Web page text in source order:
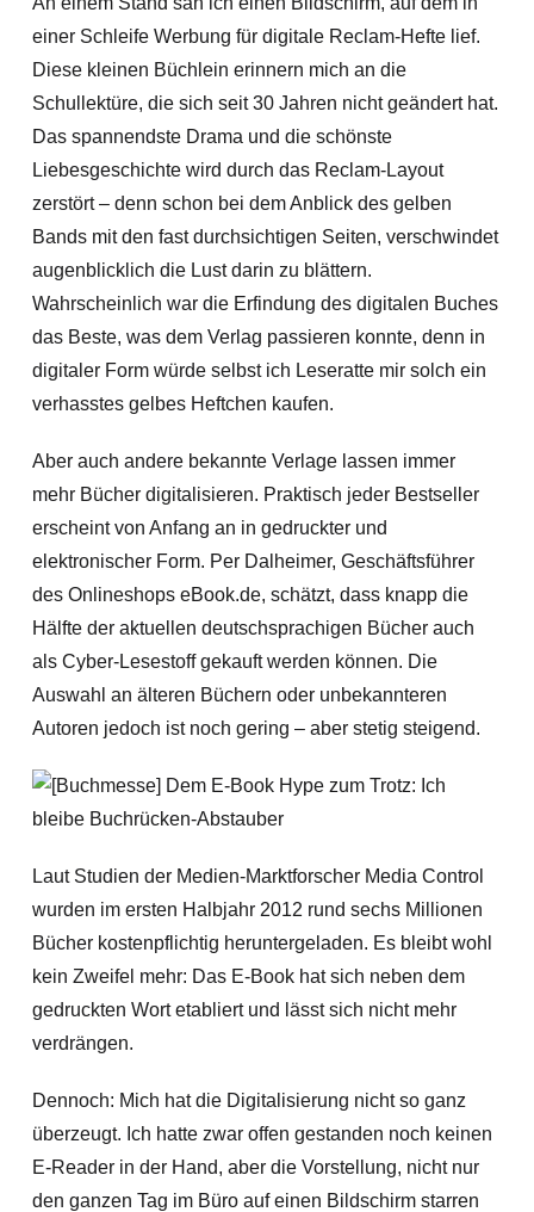
einer Schleife Werbung für digitale Reclam-Hefte lief.
Diese kleinen Büchlein erinnern mich an die
Schullektüre, die sich seit 30 Jahren nicht geändert hat.
Das spannendste Drama und die schönste
Liebesgeschichte wird durch das Reclam-Layout
zerstört – denn schon bei dem Anblick des gelben
Bands mit den fast durchsichtigen Seiten, verschwindet
augenblicklich die Lust darin zu blättern.
Wahrscheinlich war die Erfindung des digitalen Buches
das Beste, was dem Verlag passieren konnte, denn in
digitaler Form würde selbst ich Leseratte mir solch ein
verhasstes gelbes Heftchen kaufen.
Aber auch andere bekannte Verlage lassen immer
mehr Bücher digitalisieren. Praktisch jeder Bestseller
erscheint von Anfang an in gedruckter und
elektronischer Form. Per Dalheimer, Geschäftsführer
des Onlineshops eBook.de, schätzt, dass knapp die
Hälfte der aktuellen deutschsprachigen Bücher auch
als Cyber-Lesestoff gekauft werden können. Die
Auswahl an älteren Büchern oder unbekannteren
Autoren jedoch ist noch gering – aber stetig steigend.
Laut Studien der Medien-Marktforscher Media Control
wurden im ersten Halbjahr 2012 rund sechs Millionen
Bücher kostenpflichtig heruntergeladen. Es bleibt wohl
kein Zweifel mehr: Das E-Book hat sich neben dem
gedruckten Wort etabliert und lässt sich nicht mehr
verdrängen.
Dennoch: Mich hat die Digitalisierung nicht so ganz
überzeugt. Ich hatte zwar offen gestanden noch keinen
E-Reader in der Hand, aber die Vorstellung, nicht nur
den ganzen Tag im Büro auf einen Bildschirm starren